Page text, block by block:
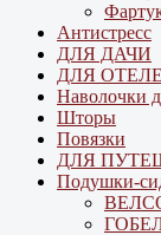
Антистресс
ДЛЯ ДАЧИ
ДЛЯ
Наволочки
Шторы
Повязки
ДЛЯ
Подушки-